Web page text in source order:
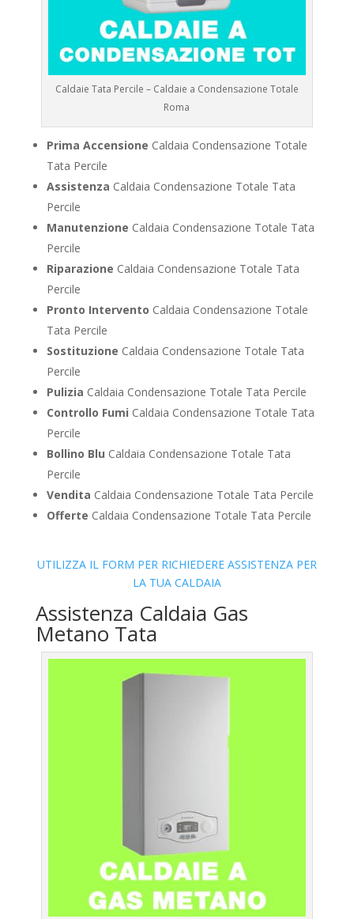
Caldaie Tata Percile – Caldaie a Condensazione Totale
Roma
Prima Accensione Caldaia Condensazione Totale
Tata Percile
Assistenza Caldaia Condensazione Totale Tata
Percile
Manutenzione Caldaia Condensazione Totale Tata
Percile
Riparazione Caldaia Condensazione Totale Tata
Percile
Pronto Intervento Caldaia Condensazione Totale
Tata Percile
Sostituzione Caldaia Condensazione Totale Tata
Percile
Pulizia Caldaia Condensazione Totale Tata Percile
Controllo Fumi Caldaia Condensazione Totale Tata
Percile
Bollino Blu Caldaia Condensazione Totale Tata
Percile
Vendita Caldaia Condensazione Totale Tata Percile
Offerte Caldaia Condensazione Totale Tata Percile
UTILIZZA IL FORM PER RICHIEDERE ASSISTENZA PER
LA TUA CALDAIA
Assistenza Caldaia Gas
Metano Tata